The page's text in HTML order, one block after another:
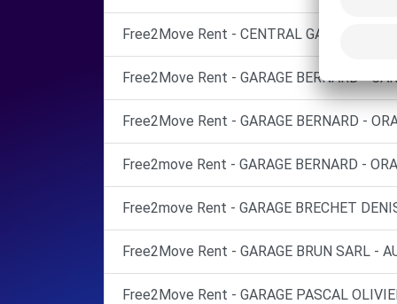
Free2Move Rent - CENTRAL GARAGE -
Free2Move Rent - GARAGE BERNARD -
Free2Move Rent - GARAGE BERNARD -
Free2move Rent - GARAGE BERNARD -
Free2move Rent - GARAGE BRECHET
Free2Move Rent - GARAGE BRUN SARL -
Free2Move Rent - GARAGE PASCAL